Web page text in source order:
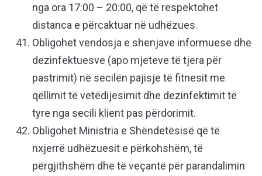
nga ora 17:00 – 20:00, që të respektohet
distanca e përcaktuar në udhëzues.
Obligohet vendosja e shenjave informuese dhe
dezinfektuesve (apo mjeteve të tjera për
pastrimit) në secilën pajisje të fitnesit me
qëllimit të vetëdijesimit dhe dezinfektimit të
tyre nga secili klient pas përdorimit.
Obligohet Ministria e Shëndetësisë që të
nxjerrë udhëzuesit e përkohshëm, të
përgjithshëm dhe të veçantë për parandalimin